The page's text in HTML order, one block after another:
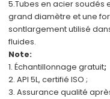
5.Tubes en acier soudés
grand diamètre et une
sontlargement utilisé
fluides.
Note:
1. Échantillonnage gratuit;
2. API 5L, certifié ISO ;
3. Assurance qualité